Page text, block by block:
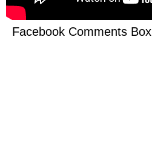
Facebook Comments Box